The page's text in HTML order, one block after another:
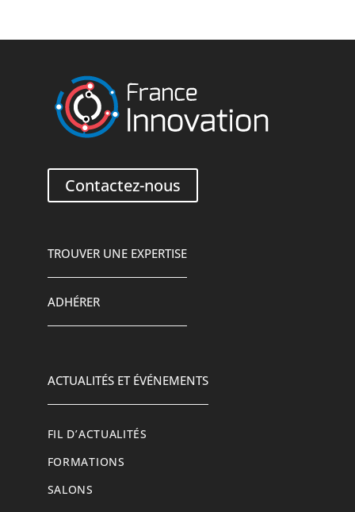
Contactez-nous
TROUVER UNE EXPERTISE
ADHÉRER
ACTUALITÉS ET ÉVÉNEMENTS
FIL D’ACTUALITÉS
FORMATIONS
SALONS